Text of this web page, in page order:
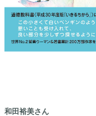
和田裕美さん